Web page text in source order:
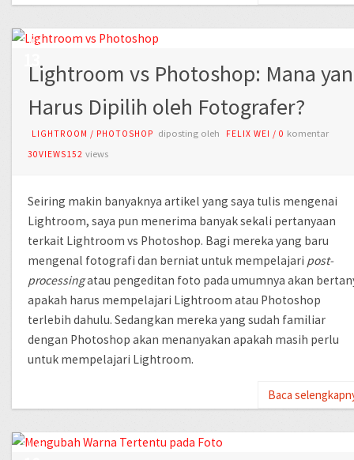
AUG
Lightroom vs Photoshop: Mana
Harus Dipilih oleh Fotografer?
LIGHTROOM / PHOTOSHOP diposting oleh FELIX WEI / 0 komentar
30VIEWS152 views
Seiring makin banyaknya artikel yang saya tulis mengenai
Lightroom, saya pun menerima banyak sekali pertanyaan
terkait Lightroom vs Photoshop. Bagi mereka yang baru
mengenal fotografi dan berniat untuk mempelajari post-
processingatau pengeditan foto pada umumnya akan
apakah harus mempelajari Lightroom atau Photoshop
terlebih dahulu. Sedangkan mereka yang sudah familiar
dengan Photoshop akan menanyakan apakah masih perlu
untuk mempelajari Lightroom.
Baca
AUG